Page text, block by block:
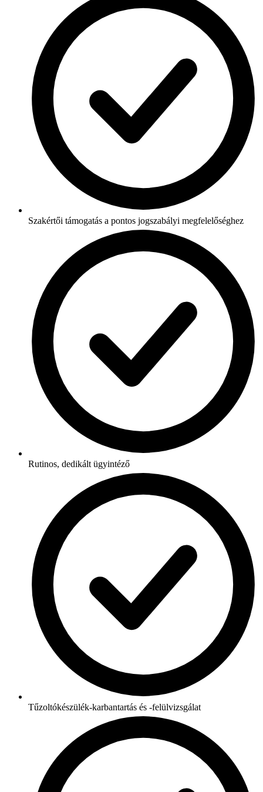
Szakértői támogatás a pontos jogszabályi megfelelőséghez
Rutinos, dedikált ügyintéző
Tűzoltókészülék-karbantartás és -felülvizsgálat